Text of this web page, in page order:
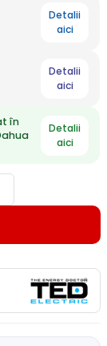
Detalii
aici
Detalii
aici
în
Detalii
aici